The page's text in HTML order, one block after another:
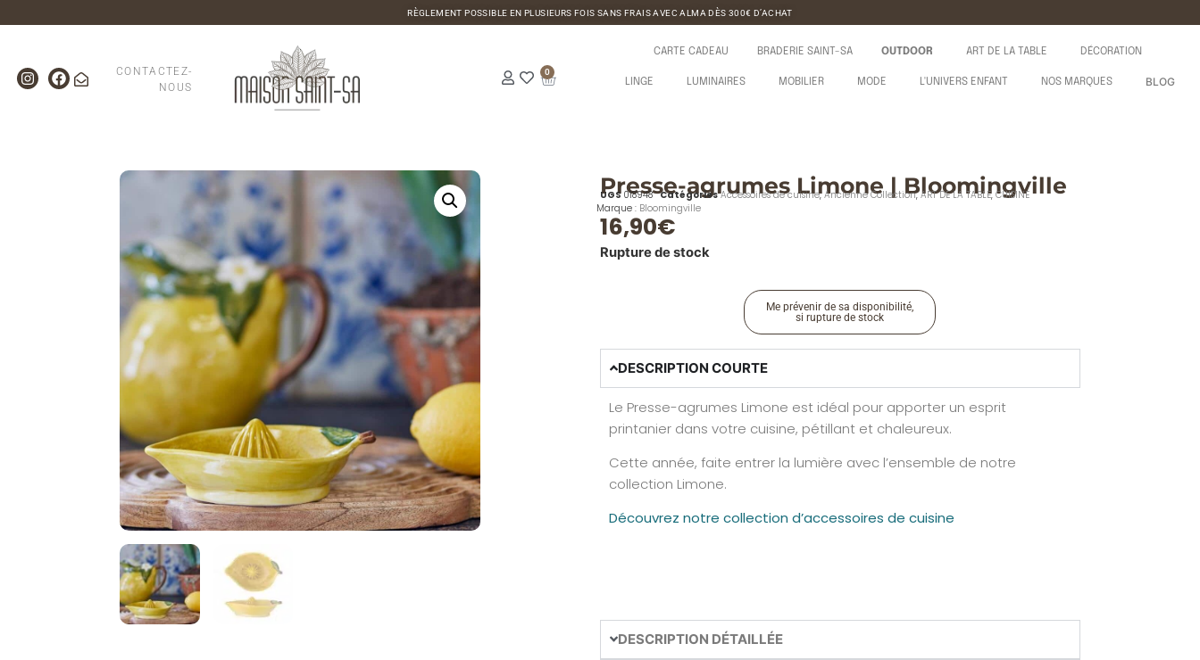
RÈGLEMENT POSSIBLE EN PLUSIEURS FOIS SANS FRAIS AVEC ALMA DÈS 300€ D’ACHAT
CONTACTEZ-
NOUS
0
CARTE CADEAU BRADERIE SAINT-SA OUTDOOR ART DE LA TABLE DÉCORATION
LINGE LUMINAIRES MOBILIER MODE L'UNIVERS ENFANT NOS MARQUES BLOG
Presse-agrumes Limone | Bloomingville
UGS 018948 Catégories Accessoires de cuisine,Ancienne Collection,ART DE LA TABLE, CUISINE
Marque : Bloomingville
16,90€
Rupture de stock
Me prévenir de sa disponibilité,
si rupture de stock
DESCRIPTION COURTE
Le Presse-agrumes Limone est idéal pour apporter un esprit
printanier dans votre cuisine, pétillant et chaleureux.
Cette année, faite entrer la lumière avec l’ensemble de notre
collection Limone.
Découvrez notre collection d’accessoires de cuisine
DESCRIPTION DÉTAILLÉE